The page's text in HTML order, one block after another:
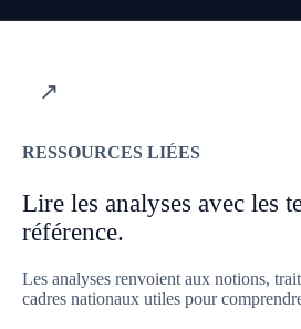
↗
RESSOURCES LIÉES
Lire les analyses avec les
référence.
Les analyses renvoient aux notions,
cadres nationaux utiles pour